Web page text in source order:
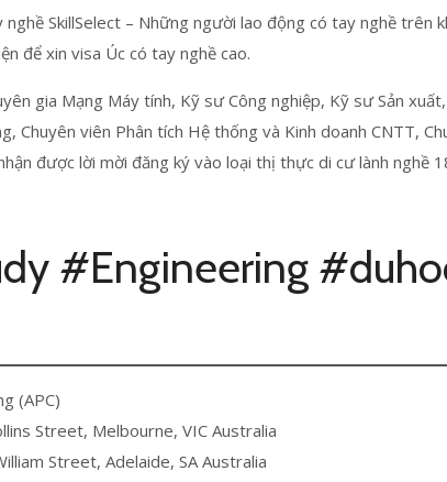
SkillSelect – Những người lao động có tay nghề trên
để xin visa Úc có tay nghề cao.
gia Mạng Máy tính, Kỹ sư Công nghiệp, Kỹ sư Sản
Chuyên viên Phân tích Hệ thống và Kinh doanh CNTT,
được lời mời đăng ký vào loại thị thực di cư lành nghề
#Engineering
(APC)
Street, Melbourne, VIC Australia
Street, Adelaide, SA Australia